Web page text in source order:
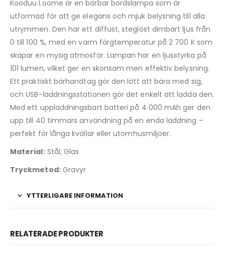
Kooduu Loome är en bärbar bordslampa som är
utformad för att ge elegans och mjuk belysning till alla
utrymmen. Den har ett diffust, steglöst dimbart ljus från
0 till 100 %, med en varm färgtemperatur på 2 700 K som
skapar en mysig atmosfär. Lampan har en ljusstyrka på
101 lumen, vilket ger en skonsam men effektiv belysning.
Ett praktiskt bärhandtag gör den lätt att bära med sig,
och USB-laddningsstationen gör det enkelt att ladda den.
Med ett uppladdningsbart batteri på 4 000 mAh ger den
upp till 40 timmars användning på en enda laddning –
perfekt för långa kvällar eller utomhusmiljöer.
Material:Stål, Glas
Tryckmetod:Gravyr
YTTERLIGARE INFORMATION
RELATERADE PRODUKTER